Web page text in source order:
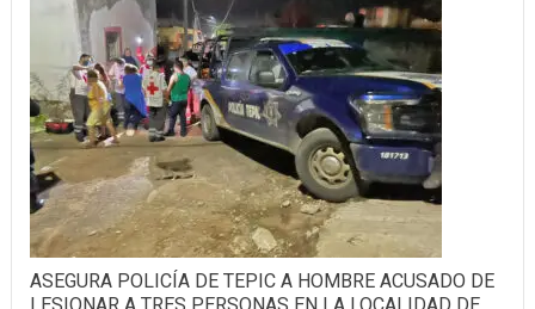
ASEGURA POLICÍA DE TEPIC A HOMBRE ACUSADO DE